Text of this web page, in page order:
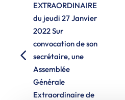
EXTRAORDINAIRE
du jeudi 27 Janvier
2022 Sur
convocation de son
secrétaire, une
Assemblée
Générale
Extraordinaire de